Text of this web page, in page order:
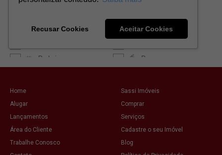
Home
Sassi Imóveis
Alugar
Comprar
Lançamentos
Serviços
Área do Cliente
Cadastre o seu Imóvel
Trabalhe Conosco
Blog